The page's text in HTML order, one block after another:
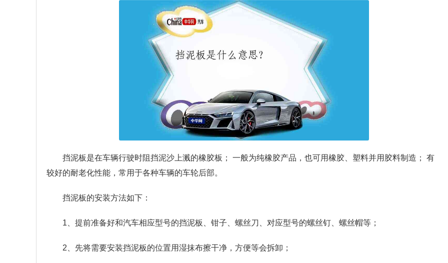
挡泥板是在车辆行驶时阻挡泥沙上溅的橡胶板； 一般为纯橡胶产品，也可用橡胶、塑料并用胶料制造； 有
较好的耐老化性能，常用于各种车辆的车轮后部。
挡泥板的安装方法如下：
1、提前准备好和汽车相应型号的挡泥板、钳子、螺丝刀、对应型号的螺丝钉、螺丝帽等；
2、先将需要安装挡泥板的位置用湿抹布擦干净，方便等会拆卸；